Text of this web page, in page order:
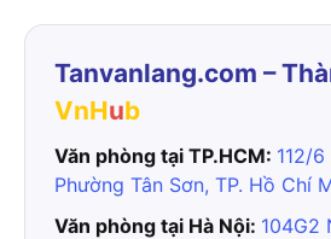
Tanvanlang.com –
VnHub
Văn phòng tại TP.HCM: 112/6
Phường Tân Sơn, TP. Hồ Chí
Văn phòng tại Hà Nội: 104G2